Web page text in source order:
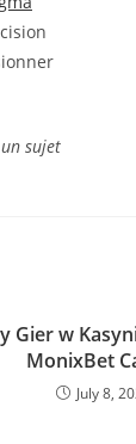
sujet
Gier w
MonixBet
July 8,